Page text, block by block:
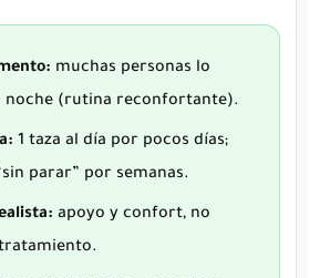
muchas personas lo
noche (rutina reconfortante).
1 taza al día por pocos días;
parar” por semanas.
apoyo y confort, no